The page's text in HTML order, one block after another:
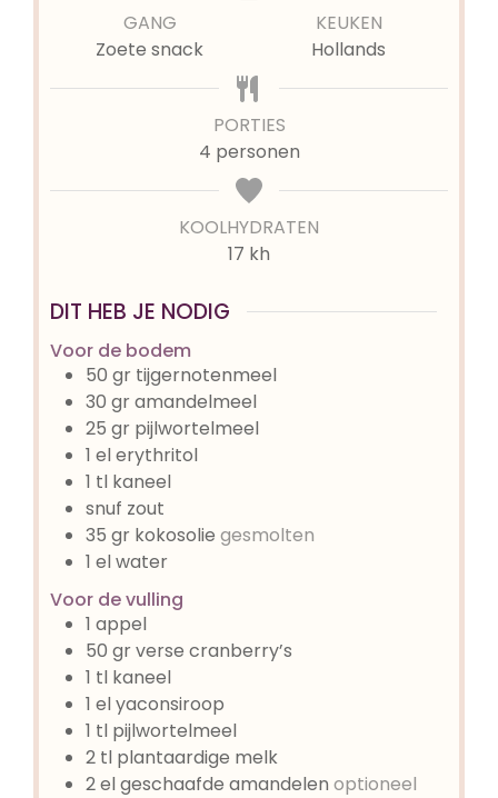
GANG
Zoete snack
KEUKEN
Hollands
PORTIES
4 personen
KOOLHYDRATEN
17 kh
DIT HEB JE NODIG
Voor de bodem
50 gr tijgernotenmeel
30 gramandelmeel
25 gr pijlwortelmeel
1 elerythritol
1 tl kaneel
snuf zout
35 gr kokosolie gesmolten
1 elwater
Voor de vulling
1 appel
50 grverse cranberry’s
1 tl kaneel
1 elyaconsiroop
1 tl pijlwortelmeel
2 tl plantaardige melk
2elgeschaafde amandelen optioneel